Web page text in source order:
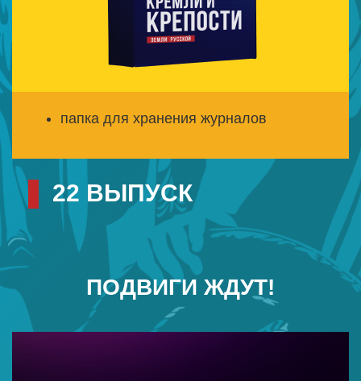
папка для хранения журналов
22 ВЫПУСК
ПОДВИГИ ЖДУТ!